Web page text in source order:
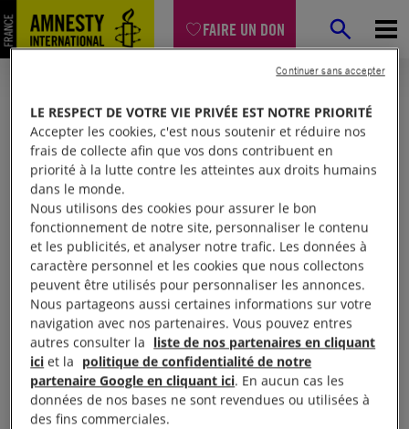
FAIRE UN DON
Mon espace
Connexion
Votre adresse email (obligatoire)
LE RESPECT DE VOTRE VIE PRIVÉE EST NOTRE PRIORITÉ
Accepter les cookies, c'est nous soutenir et réduire nos
frais de collecte afin que vos dons contribuent en
priorité à la lutte contre les atteintes aux droits humains
dans le monde.
Nous utilisons des cookies pour assurer le bon
fonctionnement de notre site, personnaliser le contenu
et les publicités, et analyser notre trafic. Les données à
caractère personnel et les cookies que nous collectons
peuvent être utilisés pour personnaliser les annonces.
Nous partageons aussi certaines informations sur votre
navigation avec nos partenaires. Vous pouvez entres
autres consulter la liste de nos partenaires en cliquant
ici et la politique de confidentialité de notre
partenaire Google en cliquant ici. En aucun cas les
données de nos bases ne sont revendues ou utilisées à
des fins commerciales.
Continuer sans accepter